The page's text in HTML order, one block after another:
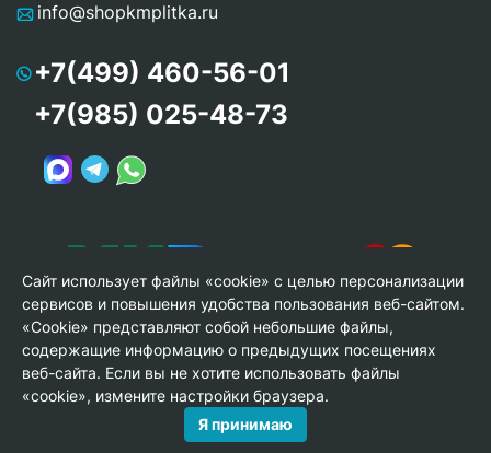
info@shopkmplitka.ru
+7(499) 460-56-01
+7(985) 025-48-73
© Copyright 2013-2026 KERAMA MARAZZI, ООО «Гамма
Керамика»
Сайт использует файлы «cookie» с целью персонализации
сервисов и повышения удобства пользования веб-сайтом.
«Cookie» представляют собой небольшие файлы,
содержащие информацию о предыдущих посещениях
веб-сайта. Если вы не хотите использовать файлы
«cookie», измените настройки браузера.
Я принимаю